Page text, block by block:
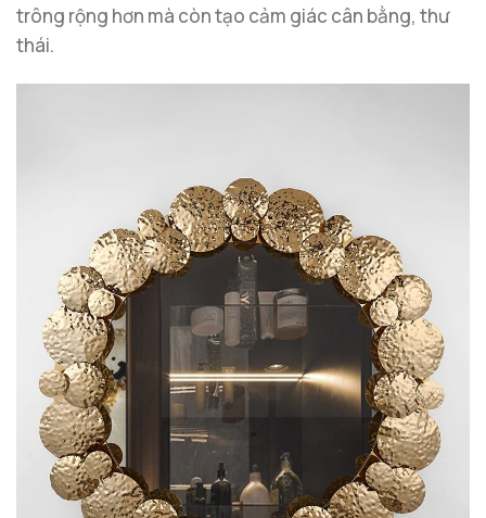
trông rộng hơn mà còn tạo cảm giác cân bằng, thư
thái.